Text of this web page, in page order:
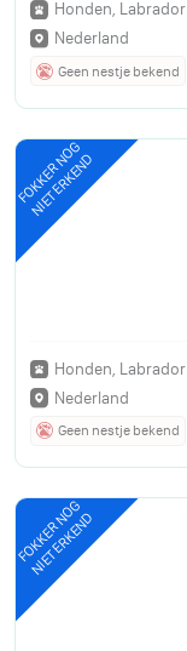
Honden, Labrador
Nederland
Geen nestje bekend
FOKKER NOG
NIET ERKEND
Honden, Labrador
Nederland
Geen nestje bekend
FOKKER NOG
NIET ERKEND